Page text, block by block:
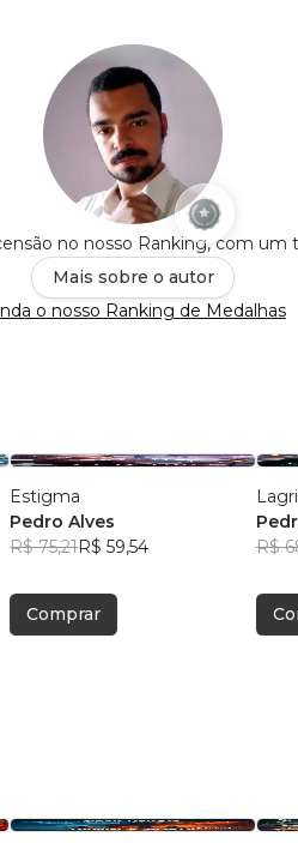
no nosso Ranking, com um
Mais sobre o autor
o nosso Ranking de Medalhas
Estigma
Pedro Alves
R$ 75,21R$ 59,54
Comprar
R$